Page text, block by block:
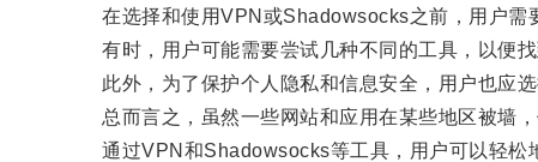
在选择和使用VPN或Shadowsocks之前，用户需
有时，用户可能需要尝试几种不同的工具，以便找
此外，为了保护个人隐私和信息安全，用户也应选
总而言之，虽然一些网站和应用在某些地区被墙，
通过VPN和Shadowsocks等工具，用户可以轻松